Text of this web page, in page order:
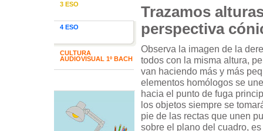
3 ESO
4 ESO
CULTURA
AUDIOVISUAL 1º BACH
Trazamos
perspectiva
Observa la imagen de la
todos con la misma altura,
van haciendo más y más
elementos homólogos se
hacia el punto de fuga
los objetos siempre se
pie de las rectas que unen
sobre el plano del cuadro,